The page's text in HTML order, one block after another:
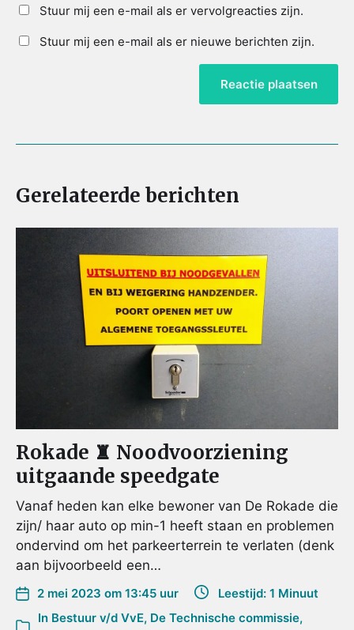
Stuur mij een e-mail als er vervolgreacties zijn.
Stuur mij een e-mail als er nieuwe berichten zijn.
Gerelateerde berichten
Rokade ♜ Noodvoorziening
uitgaande speedgate
Vanaf heden kan elke bewoner van De Rokade die
zijn/ haar auto op min-1 heeft staan en problemen
ondervind om het parkeerterrein te verlaten (denk
aan bijvoorbeeld een…
2 mei 2023 om 13:45 uur
Leestijd: 1 Minuut
In Bestuur v/d VvE, De Technische commissie,